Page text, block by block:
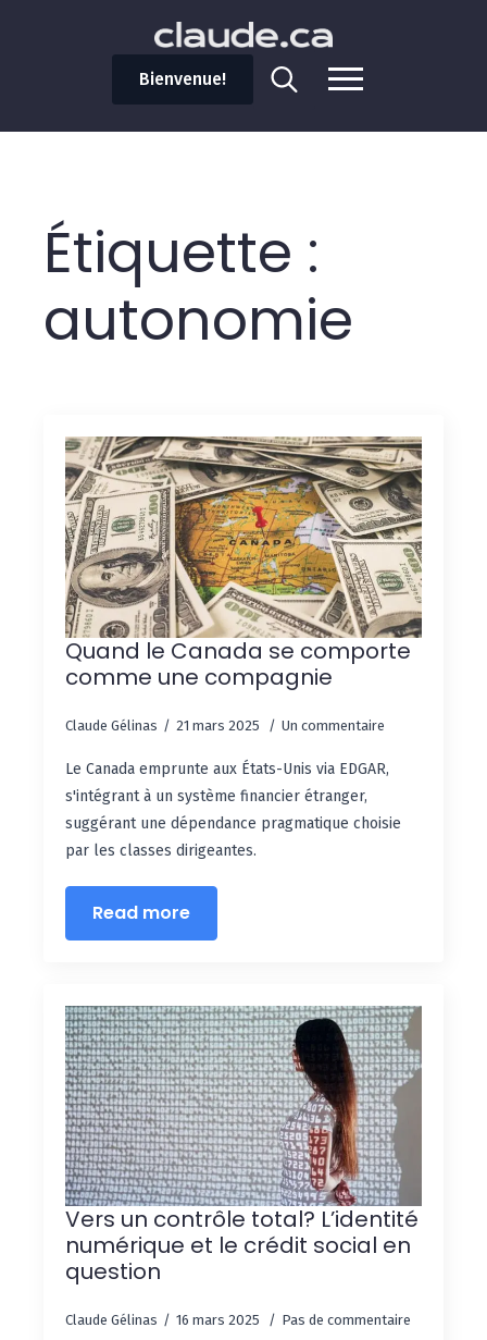
Bienvenue!
Étiquette :
autonomie
Quand le Canada se comporte
comme une compagnie
Claude Gélinas 21 mars 2025 Un commentaire
Le Canada emprunte aux États-Unis via EDGAR,
s'intégrant à un système financier étranger,
suggérant une dépendance pragmatique choisie
par les classes dirigeantes.
Read more
Vers un contrôle total? L’identité
numérique et le crédit social en
question
Claude Gélinas 16 mars 2025 Pas de commentaire